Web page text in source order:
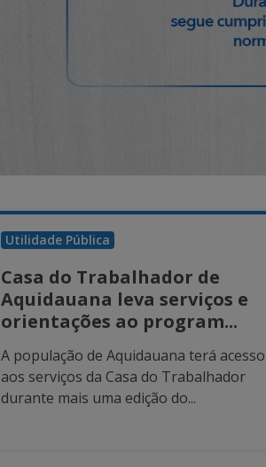
Utilidade Pública
Casa do Trabalhador de
Aquidauana leva serviços e
orientações ao program...
A população de Aquidauana terá acesso
aos serviços da Casa do Trabalhador
durante mais uma edição do...